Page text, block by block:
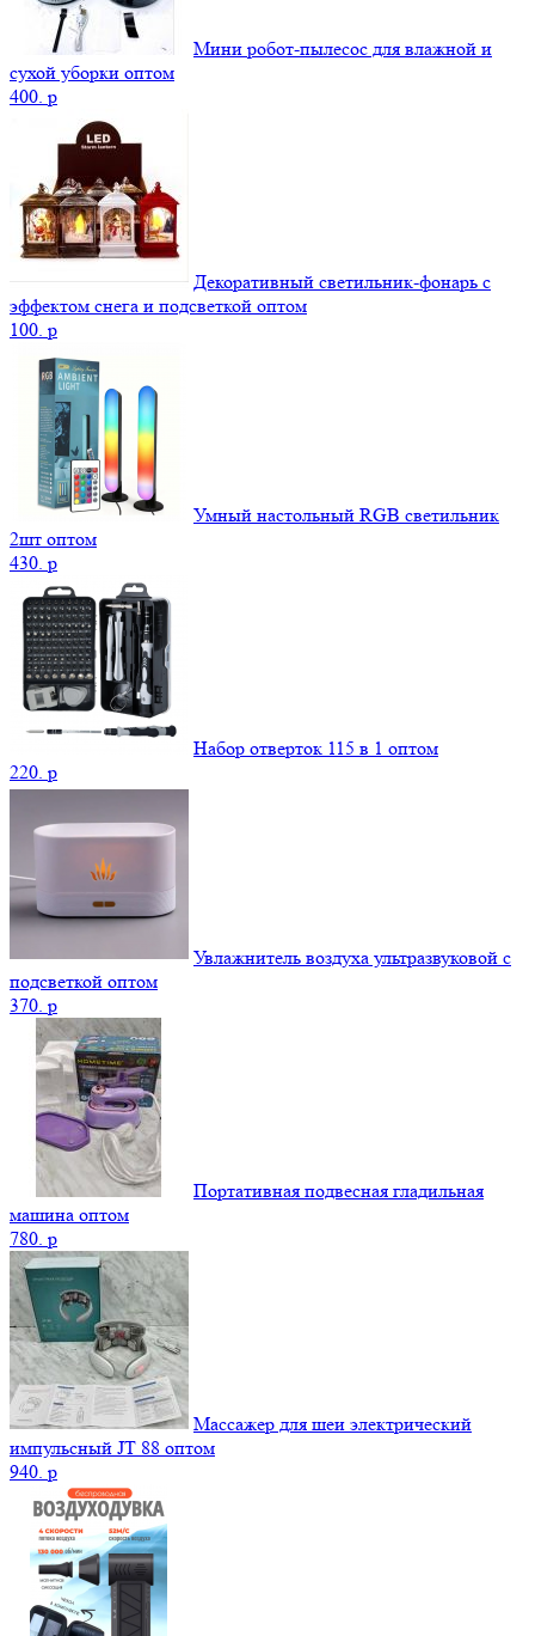
Мини робот-пылесос для влажной и
сухой уборки оптом
400. p
Декоративный светильник-фонарь с
эффектом снега и подсветкой оптом
100. p
Умный настольный RGB светильник
2шт оптом
430. p
Набор отверток 115 в 1 оптом
220. p
Увлажнитель воздуха ультразвуковой с
подсветкой оптом
370. p
Портативная подвесная гладильная
машина оптом
780. p
Массажер для шеи электрический
импульсный JT 88 оптом
940. p